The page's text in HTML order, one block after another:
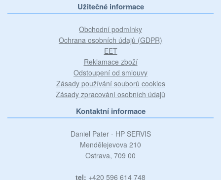
Užitečné informace
Obchodní podmínky
Ochrana osobních údajů (GDPR)
EET
Reklamace zboží
Odstoupení od smlouvy
Zásady používání souborů cookies
Zásady zpracování osobních údajů
Kontaktní informace
Daniel Pater - HP SERVIS
Mendělejevova 210
Ostrava, 709 00
tel: +420 596 614 748